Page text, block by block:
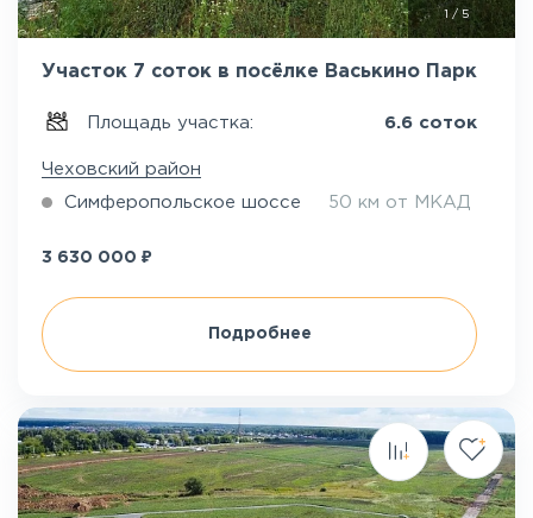
1 / 5
Участок 7 соток в посёлке Васькино Парк
Площадь участка: 6.6 соток
Чеховский район
Симферопольское шоссе 50 км от МКАД
3 630 000 ₽
Подробнее